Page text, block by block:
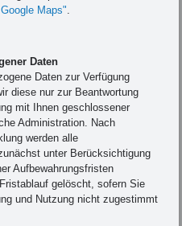
Maps"
Daten
Daten zur Verfügung
diese nur zur Beantwortung
mit Ihnen geschlossener
Administration. Nach
werden alle
unter Berücksichtigung
Aufbewahrungsfristen
gelöscht, sofern Sie
und Nutzung nicht zugestimmt